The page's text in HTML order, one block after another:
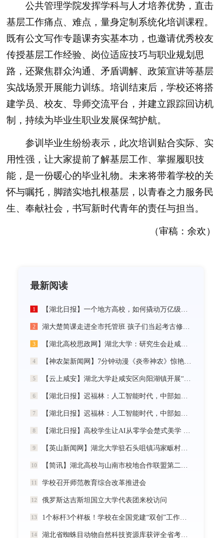
公共管理学院发挥学科与人才培养优势， 直击
基层工作痛点、难点，量身定制系统化培训课程。
既有公文写作专题课夯实基本功，也邀请优秀校友
传授基层工作经验、岗位适应技巧与职业规划思
路，还聚焦群众沟通、矛盾调解、政策宣讲等基层
实战场景开展能力训练。培训结束后，学校还将搭
建学员、校友、导师交流平台，并建立跟踪回访机
制，持续为毕业生职业发展保驾护航。
参训毕业生纷纷表示，此次培训贴合实际、实
用性强，让大家提前了解基层工作、掌握履职技
能，是一份暖心的毕业礼物。未来将带着学校的关
怀与嘱托，脚踏实地扎根基层，以青春之力服务民
生、奉献社会，书写新时代青年的责任与担当。
（审稿：余欢）
最新阅读
1
2
3
4
5
6
7
8
9
10
11 学校召开师范教育综合改革推进会
12 俄罗斯达吉斯坦国立大学代表团来校访问
13
14